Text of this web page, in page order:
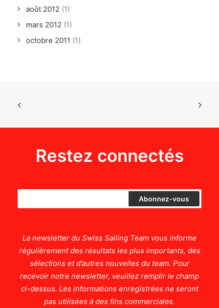
août 2012 (1)
mars 2012 (1)
octobre 2011 (1)
Restez connectés
La newsletter du Swiss Sailing Team vous informe
régulièrement des résultats les plus importants, des
sélections et d’autres nouvelles du team. Pour
recevoir notre newsletter, veuillez remplir le champ
ci-dessus. Les informations enregistrées ne seront
pas utilisées à des fins commerciales.